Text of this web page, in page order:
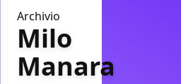
Archivio
Milo
Manara